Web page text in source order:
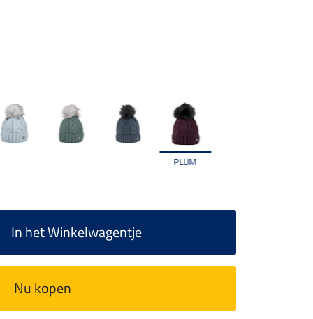
PLUM
In het Winkelwagentje
Nu kopen